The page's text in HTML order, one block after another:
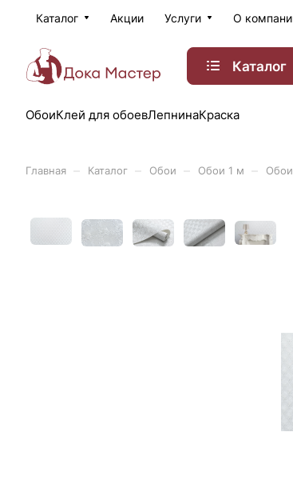
Каталог Акции Услуги О
Каталог
ОбоиКлей для обоевЛепнинаКраска
Главная Каталог Обои Обои 1 м